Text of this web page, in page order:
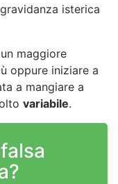
isterica
maggiore
oppure iniziare a
a mangiare a
variabile.